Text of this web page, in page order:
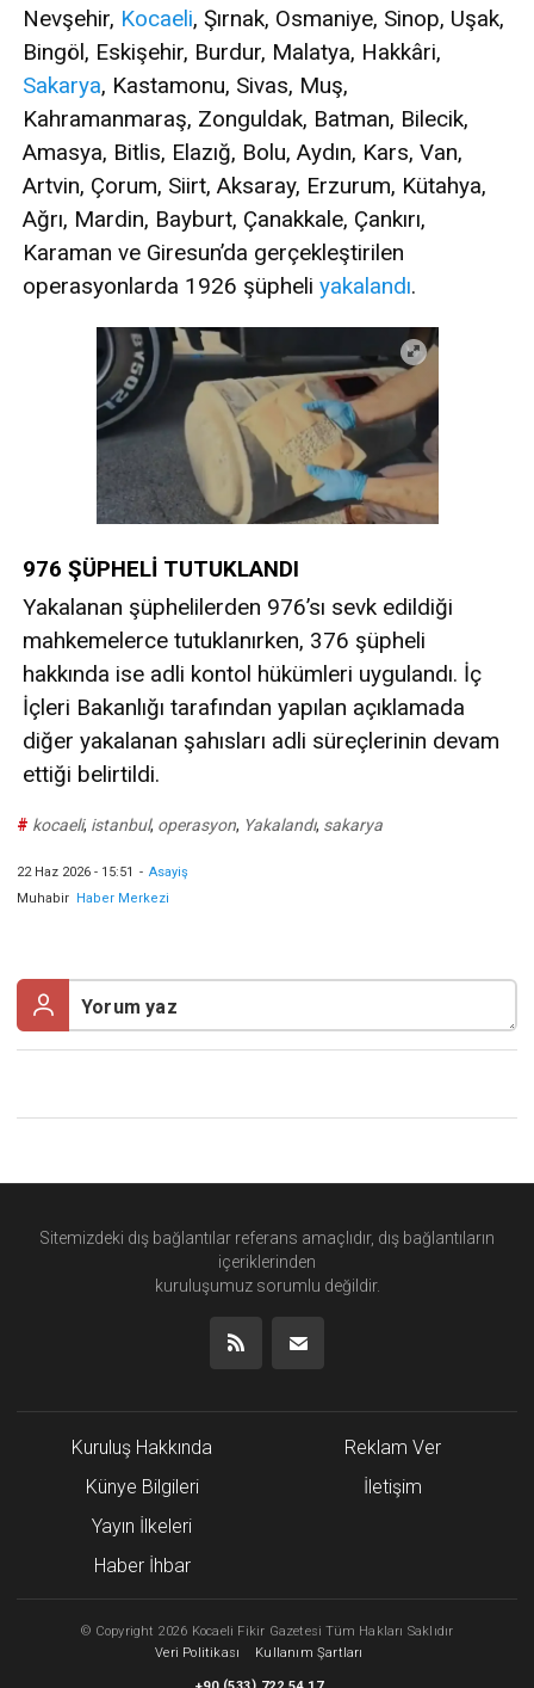
Nevşehir, Kocaeli, Şırnak, Osmaniye, Sinop, Uşak,
Bingöl, Eskişehir, Burdur, Malatya, Hakkâri,
Sakarya, Kastamonu, Sivas, Muş,
Kahramanmaraş, Zonguldak, Batman, Bilecik,
Amasya, Bitlis, Elazığ, Bolu, Aydın, Kars, Van,
Artvin, Çorum, Siirt, Aksaray, Erzurum, Kütahya,
Ağrı, Mardin, Bayburt, Çanakkale, Çankırı,
Karaman ve Giresun’da gerçekleştirilen
operasyonlarda 1926 şüpheli yakalandı.
976 ŞÜPHELİ TUTUKLANDI
Yakalanan şüphelilerden 976’sı sevk edildiği
mahkemelerce tutuklanırken, 376 şüpheli
hakkında ise adli kontol hükümleri uygulandı. İç
İçleri Bakanlığı tarafından yapılan açıklamada
diğer yakalanan şahısları adli süreçlerinin devam
ettiği belirtildi.
# kocaeli, istanbul, operasyon, Yakalandı, sakarya
22 Haz 2026 - 15:51 - Asayiş
Muhabir Haber Merkezi
Sitemizdeki dış bağlantılar referans amaçlıdır, dış bağlantıların
içeriklerinden
kuruluşumuz sorumlu değildir.
Kuruluş Hakkında
Künye Bilgileri
Yayın İlkeleri
Haber İhbar
Reklam Ver
İletişim
© Copyright 2026 Kocaeli Fikir Gazetesi Tüm Hakları Saklıdır
Veri Politikası
Kullanım Şartları